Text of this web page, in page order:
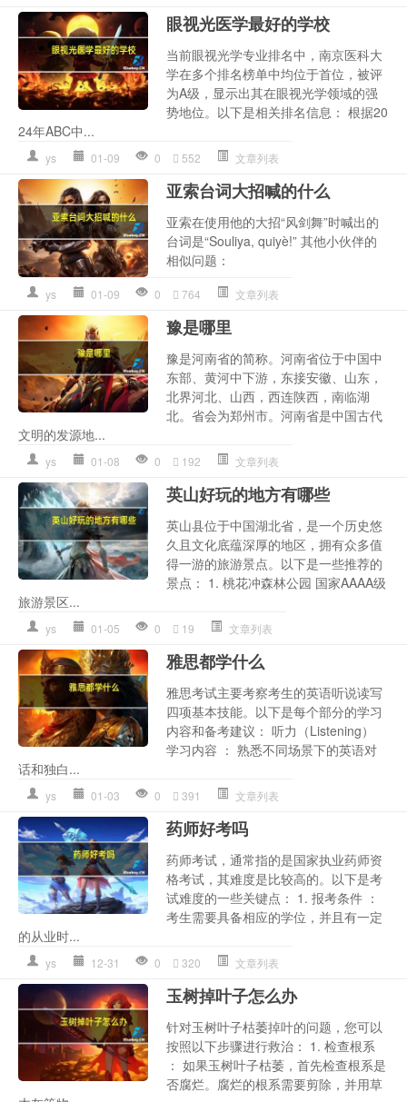
眼视光医学最好的学校
当前眼视光学专业排名中，南京医科大
学在多个排名榜单中均位于首位，被评
为A级，显示出其在眼视光学领域的强
势地位。以下是相关排名信息： 根据20
24年ABC中...
ys 01-09 0 552 文章列表
亚索台词大招喊的什么
亚索在使用他的大招“风剑舞”时喊出的
台词是“Souliya, quiyè!” 其他小伙伴的
相似问题：
ys 01-09 0 764 文章列表
豫是哪里
豫是河南省的简称。河南省位于中国中
东部、黄河中下游，东接安徽、山东，
北界河北、山西，西连陕西，南临湖
北。省会为郑州市。河南省是中国古代
文明的发源地...
ys 01-08 0 192 文章列表
英山好玩的地方有哪些
英山县位于中国湖北省，是一个历史悠
久且文化底蕴深厚的地区，拥有众多值
得一游的旅游景点。以下是一些推荐的
景点： 1. 桃花冲森林公园 国家AAAA级
旅游景区...
ys 01-05 0 19 文章列表
雅思都学什么
雅思考试主要考察考生的英语听说读写
四项基本技能。以下是每个部分的学习
内容和备考建议： 听力（Listening）
学习内容 ： 熟悉不同场景下的英语对
话和独白...
ys 01-03 0 391 文章列表
药师好考吗
药师考试，通常指的是国家执业药师资
格考试，其难度是比较高的。以下是考
试难度的一些关键点： 1. 报考条件 ：
考生需要具备相应的学位，并且有一定
的从业时...
ys 12-31 0 320 文章列表
玉树掉叶子怎么办
针对玉树叶子枯萎掉叶的问题，您可以
按照以下步骤进行救治： 1. 检查根系
： 如果玉树叶子枯萎，首先检查根系是
否腐烂。腐烂的根系需要剪除，并用草